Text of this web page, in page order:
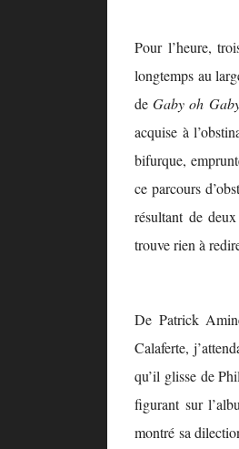
Pour l’heure,
longtemps au
deGaby oh
acquise à
bifurque,
ce parcours
résultant de
trouve rien à
De Patrick
Calaferte,
qu’il glisse de
figurant sur
montré sa